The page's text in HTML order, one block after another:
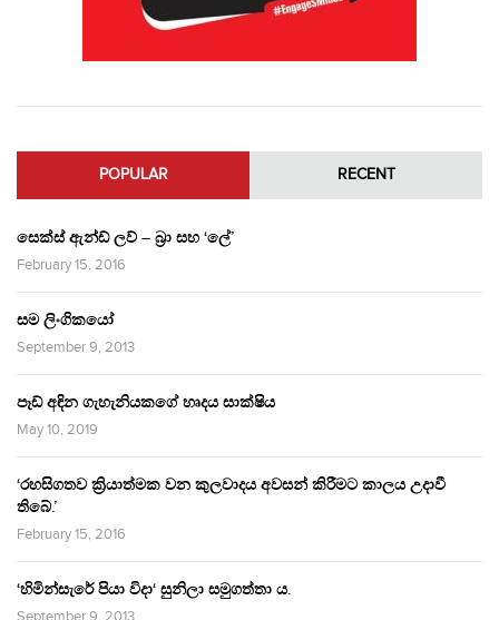
POPULAR RECENT
සෙක්ස් ඇන්ඩ් ලව් – බ්‍රා සහ ‘ලේ’
February 15, 2016
සම ලිංගිකයෝ
September 9, 2013
පෑඩ් අඳින ගැහැනියකගේ හෘදය සාක්ෂිය
May 10, 2019
‘රහසිගතව ක්‍රියාත්මක වන කුලවාදය අවසන් කිරීමට කාලය උදාවී
තිබේ.’
February 15, 2016
‘හිමින්සැරේ පියා විදා‘ සුනිලා සමුගත්තා ය.
September 9, 2013